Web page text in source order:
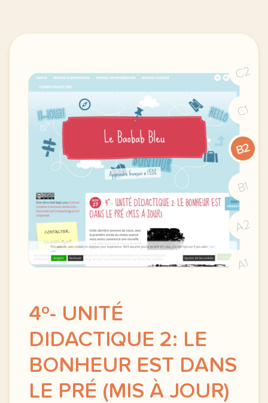
C2
C1
B2
B1
A2
A1
4º- UNITÉ
DIDACTIQUE 2: LE
BONHEUR EST DANS
LE PRÉ (MIS À JOUR)